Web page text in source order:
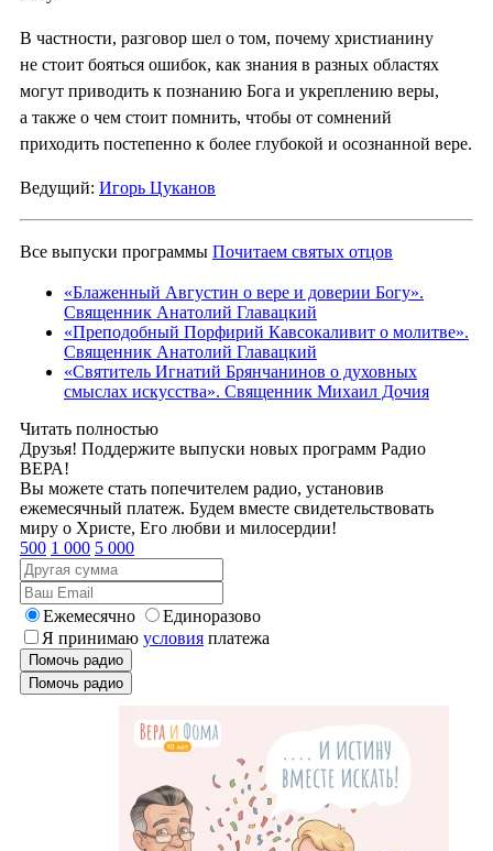
В частности, разговор шел о том, почему христианину
не стоит бояться ошибок, как знания в разных областях
могут приводить к познанию Бога и укреплению веры,
а также о чем стоит помнить, чтобы от сомнений
приходить постепенно к более глубокой и осознанной вере.
Ведущий: Игорь Цуканов
Все выпуски программы Почитаем святых отцов
«Блаженный Августин о вере и доверии Богу».
Священник Анатолий Главацкий
«Преподобный Порфирий Кавсокаливит о молитве».
Священник Анатолий Главацкий
«Святитель Игнатий Брянчанинов о духовных
смыслах искусства». Священник Михаил Дочия
Читать полностью
Друзья! Поддержите выпуски новых программ Радио
ВЕРА!
Вы можете стать попечителем радио, установив
ежемесячный платеж. Будем вместе свидетельствовать
миру о Христе, Его любви и милосердии!
500 1 000 5 000
Ежемесячно
Единоразово
Я принимаю условия платежа
Помочь радио
Помочь радио